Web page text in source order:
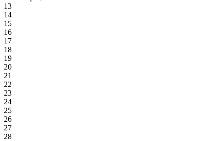
13
14
15
16
17
18
19
20
21
22
23
24
25
26
27
28